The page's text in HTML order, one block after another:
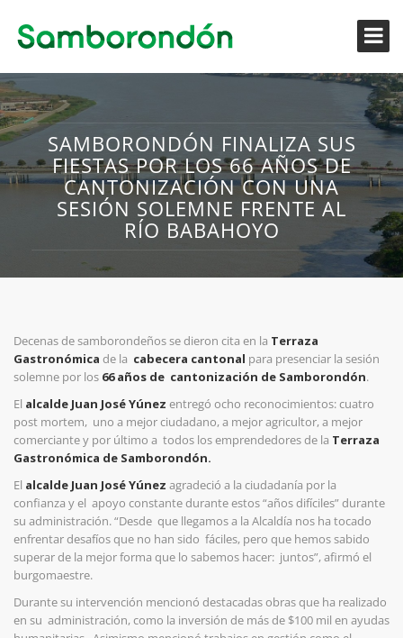
SAMBORONDÓN FINALIZA SUS
FIESTAS POR LOS 66 AÑOS DE
CANTONIZACIÓN CON UNA
SESIÓN SOLEMNE FRENTE AL
RÍO BABAHOYO
Decenas de samborondeños se dieron cita en la Terraza
Gastronómica de la cabecera cantonal para presenciar la sesión
solemne por los 66 años de cantonización de Samborondón.
El alcalde Juan José Yúnez entregó ocho reconocimientos: cuatro
post mortem, uno a mejor ciudadano, a mejor agricultor, a mejor
comerciante y por último a todos los emprendedores de la Terraza
Gastronómica de Samborondón.
El alcalde Juan José Yúnez agradeció a la ciudadanía por la
confianza y el apoyo constante durante estos “años difíciles” durante
su administración. “Desde que llegamos a la Alcaldía nos ha tocado
enfrentar desafíos que no han sido fáciles, pero que hemos sabido
superar de la mejor forma que lo sabemos hacer: juntos”, afirmó el
burgomaestre.
Durante su intervención mencionó destacadas obras que ha realizado
en su administración, como la inversión de más de $100 mil en ayudas